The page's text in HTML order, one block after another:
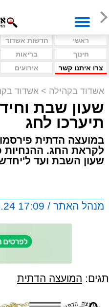
ראשי חדשות אשדוד
חינוך
בריאות
צרו איתנו קשר
אירועים
אשדוד בקהילה > אשדוד
שעון שבת
תיערכו לחג
במועצה הדתית
לקראת החג. ההנחיות
שעון השבת ועד
מנהל האתר / 17:09 10.06.24
תגים: המועצה הדתית